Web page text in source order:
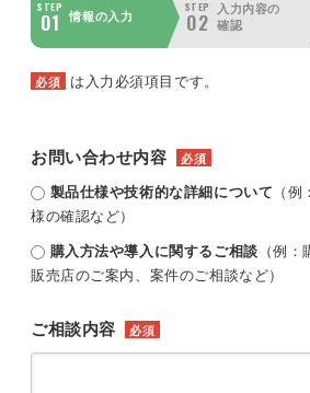
STEP
01 情報の入力
STEP
02
入力内容の
確認
必須 は入力必須項目です。
お問い合わせ内容 必須
製品仕様や技術的な詳細について （
様の確認など）
購入方法や導入に関するご相談 （例
販売店のご案内、案件のご相談など）
ご相談内容 必須